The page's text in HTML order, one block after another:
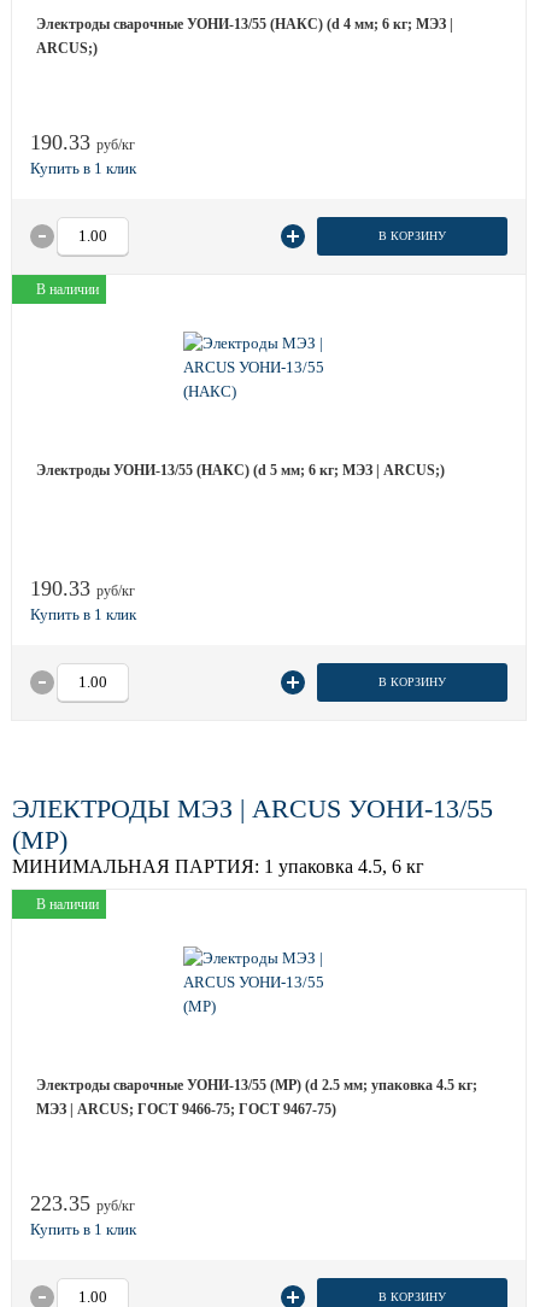
Электроды сварочные УОНИ-13/55 (НАКС) (d 4 мм; 6 кг; МЭЗ |
ARCUS;)
190.33 руб/кг
В КОРЗИНУ
В наличии
Электроды УОНИ-13/55 (НАКС) (d 5 мм; 6 кг; МЭЗ | ARCUS;)
190.33 руб/кг
В КОРЗИНУ
ЭЛЕКТРОДЫ МЭЗ | ARCUS УОНИ-13/55
(МР)
МИНИМАЛЬНАЯ ПАРТИЯ: 1 упаковка 4.5, 6 кг
В наличии
Электроды сварочные УОНИ-13/55 (МР) (d 2.5 мм; упаковка 4.5 кг;
МЭЗ | ARCUS; ГОСТ 9466-75; ГОСТ 9467-75)
223.35 руб/кг
В КОРЗИНУ